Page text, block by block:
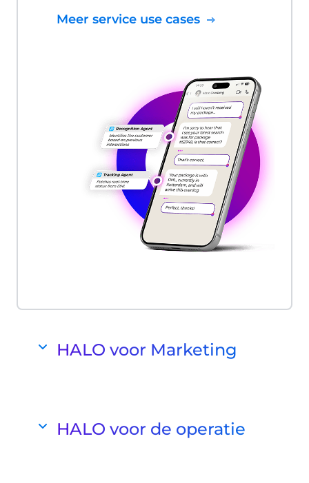
Meer service use cases
HALO voor Marketing
persoonlijke gesprekken voeren die
klanten naar het juiste aanbod leiden,
HALO voor de operatie